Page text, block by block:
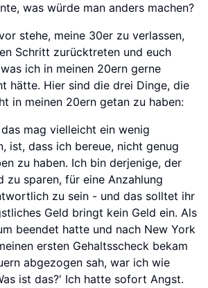
was würde man anders machen?
stehe, meine 30er zu verlassen,
Schritt zurücktreten und euch
ich in meinen 20ern gerne
hätte. Hier sind die drei Dinge, die
in meinen 20ern getan zu haben:
mag vielleicht ein wenig
ist, dass ich bereue, nicht genug
zu haben. Ich bin derjenige, der
zu sparen, für eine Anzahlung
zu sein - und das solltet ihr
Geld bringt kein Geld ein. Als
beendet hatte und nach New York
ersten Gehaltsscheck bekam
abgezogen sah, war ich wie
ist das?' Ich hatte sofort Angst.